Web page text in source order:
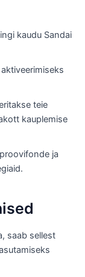
kaudu Sandai
teie
kauplemise
ja
saab sellest